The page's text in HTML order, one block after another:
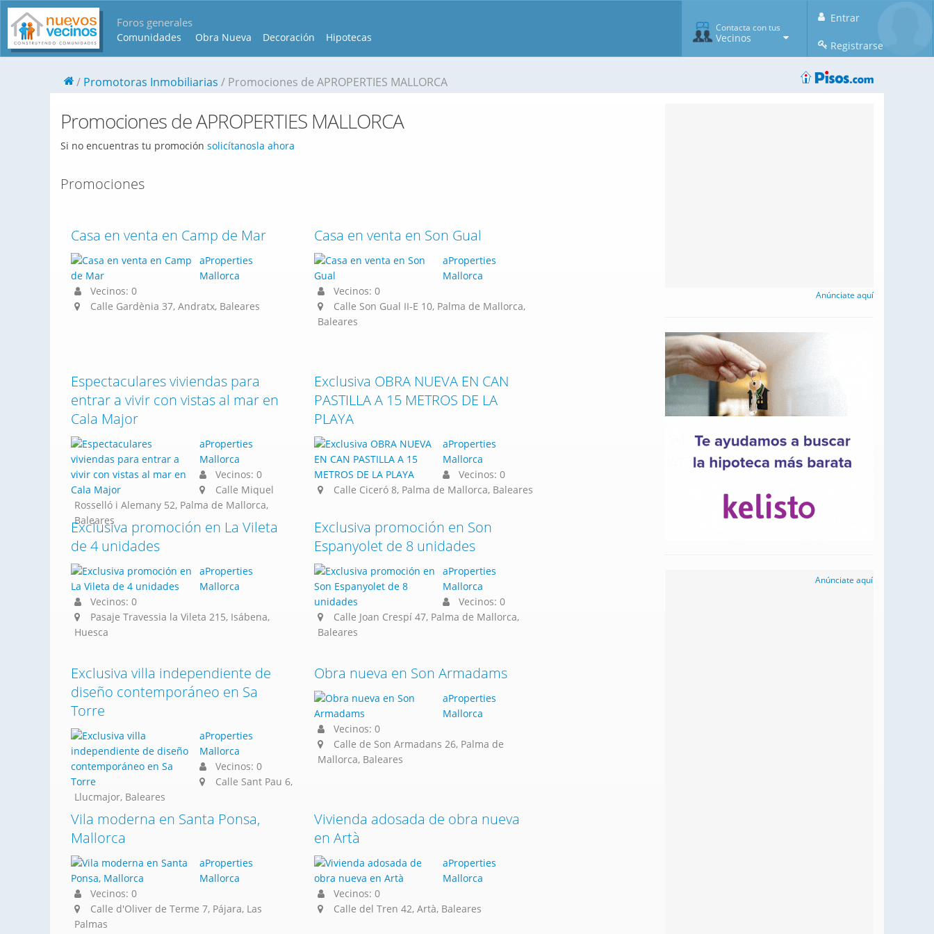
Foros generales
Comunidades Obra Nueva Decoración Hipotecas
Entrar
Registrarse
Contacta con tus
Vecinos
Promotoras Inmobiliarias Promociones de APROPERTIES MALLORCA
Promociones de APROPERTIES MALLORCA
Si no encuentras tu promoción solicítanosla ahora
Promociones
Casa en venta en Camp de Mar
aProperties
Mallorca
Vecinos: 0
Calle Gardènia 37, Andratx, Baleares
Casa en venta en Son Gual
aProperties
Mallorca
Vecinos: 0
Calle Son Gual II-E 10, Palma de Mallorca,
Baleares
Espectaculares viviendas para
entrar a vivir con vistas al mar en
Cala Major
aProperties
Mallorca
Vecinos: 0
Calle Miquel
Rosselló i Alemany 52, Palma de Mallorca,
Baleares
Exclusiva OBRA NUEVA EN CAN
PASTILLA A 15 METROS DE LA
PLAYA
aProperties
Mallorca
Vecinos: 0
Calle Ciceró 8, Palma de Mallorca, Baleares
Exclusiva promoción en La Vileta
de 4 unidades
aProperties
Mallorca
Vecinos: 0
Pasaje Travessia la Vileta 215, Isábena,
Huesca
Exclusiva promoción en Son
Espanyolet de 8 unidades
aProperties
Mallorca
Vecinos: 0
Calle Joan Crespí 47, Palma de Mallorca,
Baleares
Exclusiva villa independiente de
diseño contemporáneo en Sa
Torre
aProperties
Mallorca
Vecinos: 0
Calle Sant Pau 6,
Llucmajor, Baleares
Obra nueva en Son Armadams
aProperties
Mallorca
Vecinos: 0
Calle de Son Armadans 26, Palma de
Mallorca, Baleares
Vila moderna en Santa Ponsa,
Mallorca
aProperties
Mallorca
Vecinos: 0
Calle d'Oliver de Terme 7, Pájara, Las
Palmas
Vivienda adosada de obra nueva
en Artà
aProperties
Mallorca
Vecinos: 0
Calle del Tren 42, Artà, Baleares
Anúnciate aquí
Anúnciate aquí